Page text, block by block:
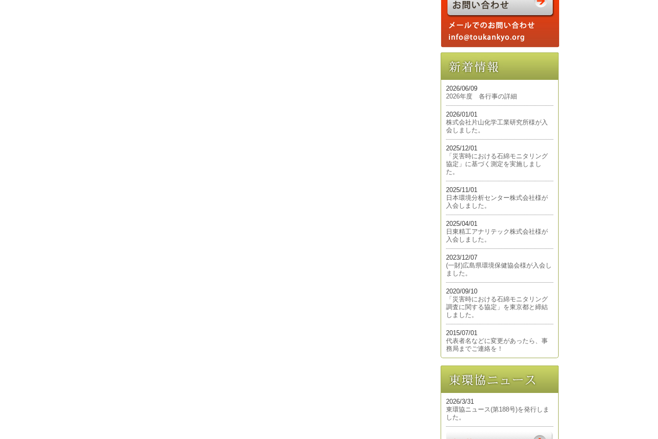
2026/06/09
2026年度 各行事の詳細
2026/01/01
株式会社片山化学工業研究所様が入
会しました。
2025/12/01
「災害時における石綿モニタリング
協定」に基づく測定を実施しまし
た。
2025/11/01
日本環境分析センター株式会社様が
入会しました。
2025/04/01
日東精工アナリテック株式会社様が
入会しました。
2023/12/07
(一財)広島県環境保健協会様が入会し
ました。
2020/09/10
「災害時における石綿モニタリング
調査に関する協定」を東京都と締結
しました。
2015/07/01
代表者名などに変更があったら、事
務局までご連絡を！
2026/3/31
東環協ニュース(第188号)を発行しま
した。